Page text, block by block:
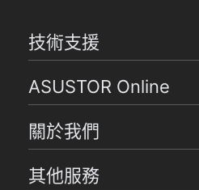
技術支援
ASUSTOR Online
關於我們
其他服務